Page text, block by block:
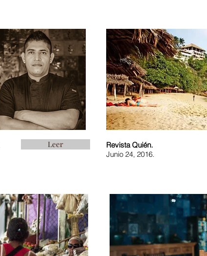
Leer
Revista Quién.
Junio 24, 2016.